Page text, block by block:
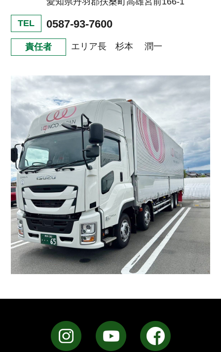
TEL 0587-93-7600
責任者 エリア長 杉本 潤一